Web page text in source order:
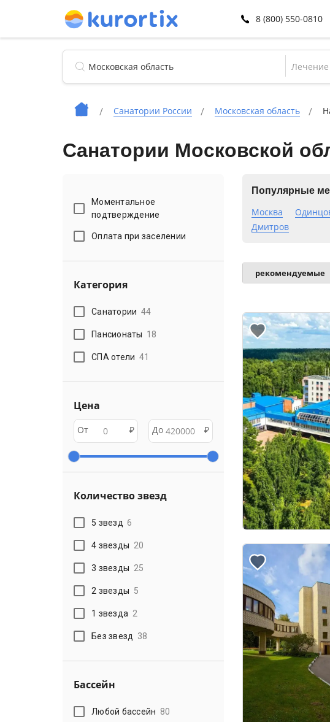
8 (800) 550-0810
Лечение
Санатории России Московская область
Санатории Московской
Моментальное
подтверждение
Оплата при заселении
Категория
Санатории 44
Пансионаты 18
СПА отели 41
Цена
От ₽ До ₽
Количество звезд
5 звезд 6
4 звезды 20
3 звезды 25
2 звезды 5
1 звезда 2
Без звезд 38
Бассейн
Любой бассейн 80
Популярные
Москва
Дмитров
рекомендуемые